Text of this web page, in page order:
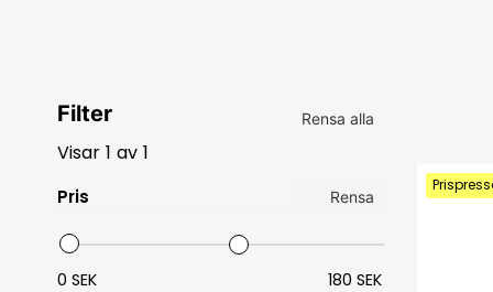
Filter Rensa alla
Visar 1 av 1
Pris Rensa
0 SEK 180 SEK